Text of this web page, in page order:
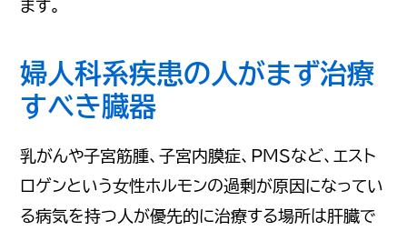
ます。
婦人科系疾患の人がまず治療
すべき臓器
乳がんや子宮筋腫、子宮内膜症、PMSなど、エスト
ロゲンという女性ホルモンの過剰が原因になってい
る病気を持つ人が優先的に治療する場所は肝臓で